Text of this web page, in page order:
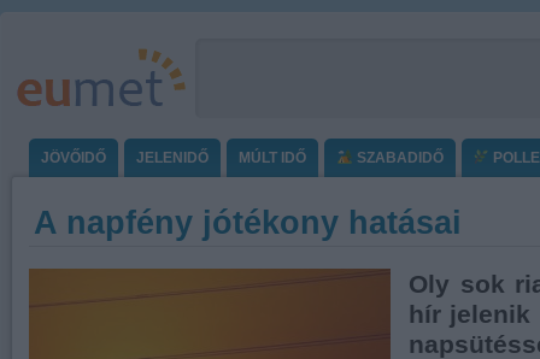
JÖVŐIDŐ JELENIDŐ MÚLT IDŐ SZABADIDŐ
A napfény jótékony hatásai
Oly sok
hír jelenik